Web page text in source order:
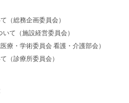
（総務企画委員会）
て（施設経営委員会）
療・学術委員会 看護・介護部会）
（診療所委員会）